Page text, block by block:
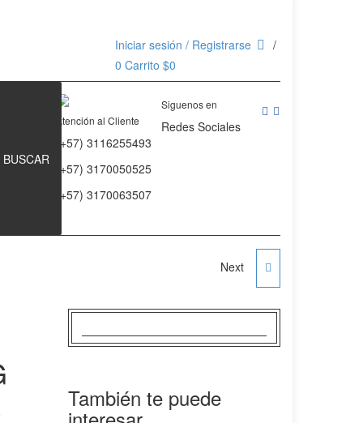
Iniciar sesión / Registrarse
0 Carrito $0
Atención al Cliente
(+57) 3116255493
(+57) 3170050525
(+57) 3170063507
Siguenos en
Redes Sociales
BUSCAR
DISCOS ESTANDAR
SPORTFINESS
Next
También te puede